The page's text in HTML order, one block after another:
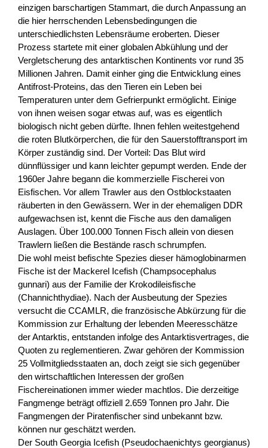
einzigen barschartigen Stammart, die durch Anpassung an
die hier herrschenden Lebensbedingungen die
unterschiedlichsten Lebensräume eroberten. Dieser
Prozess startete mit einer globalen Abkühlung und der
Vergletscherung des antarktischen Kontinents vor rund 35
Millionen Jahren. Damit einher ging die Entwicklung eines
Antifrost-Proteins, das den Tieren ein Leben bei
Temperaturen unter dem Gefrierpunkt ermöglicht. Einige
von ihnen weisen sogar etwas auf, was es eigentlich
biologisch nicht geben dürfte. Ihnen fehlen weitestgehend
die roten Blutkörperchen, die für den Sauerstofftransport im
Körper zuständig sind. Der Vorteil: Das Blut wird
dünnflüssiger und kann leichter gepumpt werden. Ende der
1960er Jahre begann die kommerzielle Fischerei von
Eisfischen. Vor allem Trawler aus den Ostblockstaaten
räuberten in den Gewässern. Wer in der ehemaligen DDR
aufgewachsen ist, kennt die Fische aus den damaligen
Auslagen. Über 100.000 Tonnen Fisch allein von diesen
Trawlern ließen die Bestände rasch schrumpfen.
Die wohl meist befischte Spezies dieser hämoglobinarmen
Fische ist der Mackerel Icefish (Champsocephalus
gunnari) aus der Familie der Krokodileisfische
(Channichthydiae). Nach der Ausbeutung der Spezies
versucht die CCAMLR, die französische Abkürzung für die
Kommission zur Erhaltung der lebenden Meeresschätze
der Antarktis, entstanden infolge des Antarktisvertrages, die
Quoten zu reglementieren. Zwar gehören der Kommission
25 Vollmitgliedsstaaten an, doch zeigt sie sich gegenüber
den wirtschaftlichen Interessen der großen
Fischereinationen immer wieder machtlos. Die derzeitige
Fangmenge beträgt offiziell 2.659 Tonnen pro Jahr. Die
Fangmengen der Piratenfischer sind unbekannt bzw.
können nur geschätzt werden.
Der South Georgia Icefish (Pseudochaenichtys georgianus)